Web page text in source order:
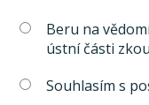
Beru na
ústní části
Souhlasím s